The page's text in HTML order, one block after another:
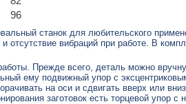
96
станок для любительского
вибраций при работе. В
Прежде всего, деталь можно
ему подвижный упор с
на оси и сдвигать вверх или
заготовок есть торцевой упор